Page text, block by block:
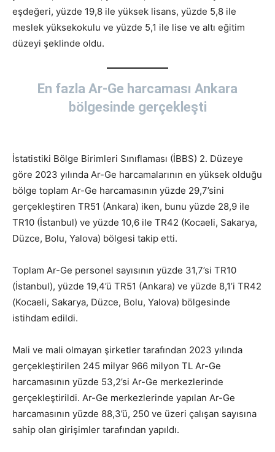
eşdeğeri, yüzde 19,8 ile yüksek lisans, yüzde 5,8 ile
meslek yüksekokulu ve yüzde 5,1 ile lise ve altı eğitim
düzeyi şeklinde oldu.
En fazla Ar-Ge harcaması Ankara
bölgesinde gerçekleşti
İstatistiki Bölge Birimleri Sınıflaması (İBBS) 2. Düzeye
göre 2023 yılında Ar-Ge harcamalarının en yüksek olduğu
bölge toplam Ar-Ge harcamasının yüzde 29,7’sini
gerçekleştiren TR51 (Ankara) iken, bunu yüzde 28,9 ile
TR10 (İstanbul) ve yüzde 10,6 ile TR42 (Kocaeli, Sakarya,
Düzce, Bolu, Yalova) bölgesi takip etti.
Toplam Ar-Ge personel sayısının yüzde 31,7’si TR10
(İstanbul), yüzde 19,4’ü TR51 (Ankara) ve yüzde 8,1’i TR42
(Kocaeli, Sakarya, Düzce, Bolu, Yalova) bölgesinde
istihdam edildi.
Mali ve mali olmayan şirketler tarafından 2023 yılında
gerçekleştirilen 245 milyar 966 milyon TL Ar-Ge
harcamasının yüzde 53,2’si Ar-Ge merkezlerinde
gerçekleştirildi. Ar-Ge merkezlerinde yapılan Ar-Ge
harcamasının yüzde 88,3’ü, 250 ve üzeri çalışan sayısına
sahip olan girişimler tarafından yapıldı.